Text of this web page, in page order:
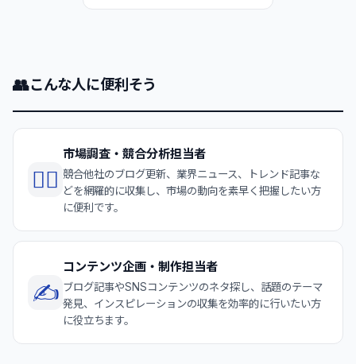
👥こんな人に便利そう
🕵️‍♀️
市場調査・競合分析担当者
競合他社のブログ更新、業界ニュース、トレンド記事な
どを網羅的に収集し、市場の動向を素早く把握したい方
に便利です。
✍️
コンテンツ企画・制作担当者
ブログ記事やSNSコンテンツのネタ探し、話題のテーマ
発見、インスピレーションの収集を効率的に行いたい方
に役立ちます。